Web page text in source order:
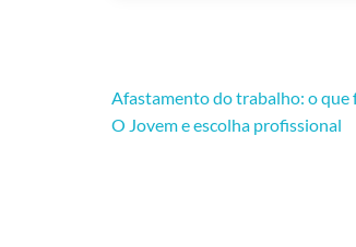
Navegação
De
Afastamento do trabalho: o que
O Jovem e escolha profissional